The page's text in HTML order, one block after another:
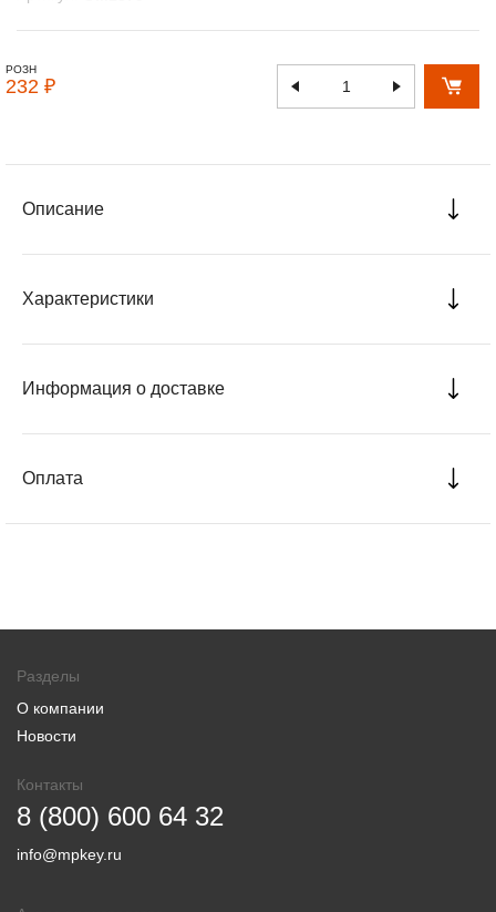
РОЗН
232 ₽
Описание
Характеристики
Информация о доставке
Оплата
Разделы
О компании
Новости
Контакты
8 (800) 600 64 32
info@mpkey.ru